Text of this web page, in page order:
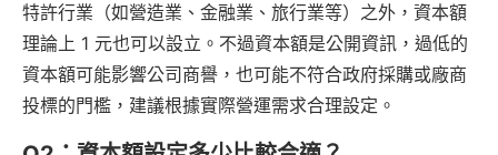
特許行業（如營造業、金融業、旅行業等）之外，資本額
理論上 1 元也可以設立。不過資本額是公開資訊，過低的
資本額可能影響公司商譽，也可能不符合政府採購或廠商
投標的門檻，建議根據實際營運需求合理設定。